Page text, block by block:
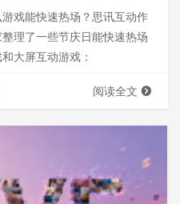
戏能快速热场？思讯互动作
理了一些节庆日能快速热场
大屏互动游戏：
阅读全文